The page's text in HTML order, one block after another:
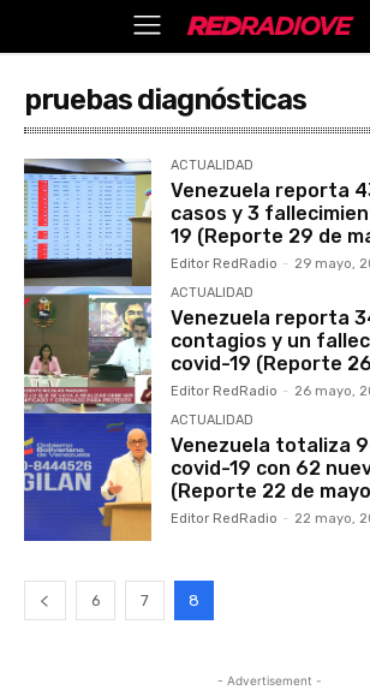
pruebas diagnósticas
ACTUALIDAD
Venezuela reporta
casos y 3
19 (Reporte 29 de
Editor RedRadio - 29 mayo,
ACTUALIDAD
Venezuela reporta
contagios y un
covid-19 (Reporte
Editor RedRadio - 26 mayo,
ACTUALIDAD
Venezuela totaliza
covid-19 con 62
(Reporte 22 de
Editor RedRadio - 22 mayo,
6 7 8
- Advertisement -